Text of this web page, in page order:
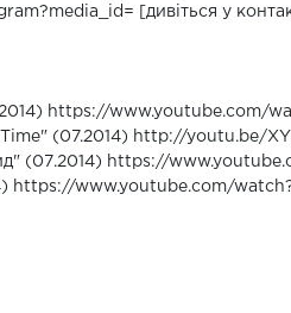
[дивіться у
https://www.youtube.com/
(07.2014) http://youtu.be/
(07.2014) https://
https://www.youtube.com/